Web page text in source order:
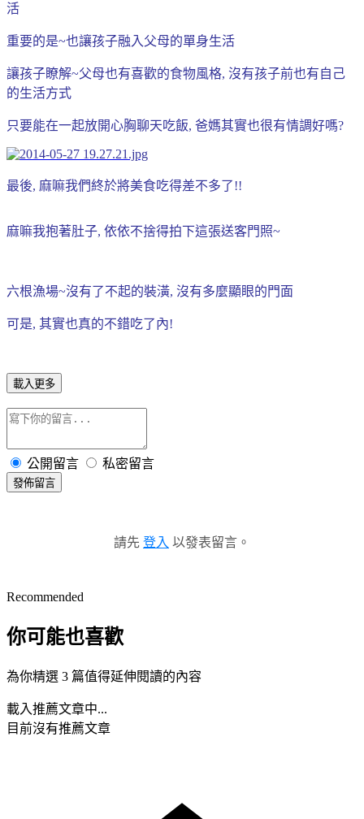
活
重要的是~也讓孩子融入父母的單身生活
讓孩子瞭解~父母也有喜歡的食物風格, 沒有孩子前也有自己
的生活方式
只要能在一起放開心胸聊天吃飯, 爸媽其實也很有情調好嗎?
最後, 麻嘛我們終於將美食吃得差不多了!!
麻嘛我抱著肚子, 依依不捨得拍下這張送客門照~
六根漁場~沒有了不起的裝潢, 沒有多麼顯眼的門面
可是, 其實也真的不錯吃了內!
載入更多
公開留言 私密留言
發佈留言
請先 登入 以發表留言。
Recommended
你可能也喜歡
為你精選 3 篇值得延伸閱讀的內容
載入推薦文章中...
目前沒有推薦文章